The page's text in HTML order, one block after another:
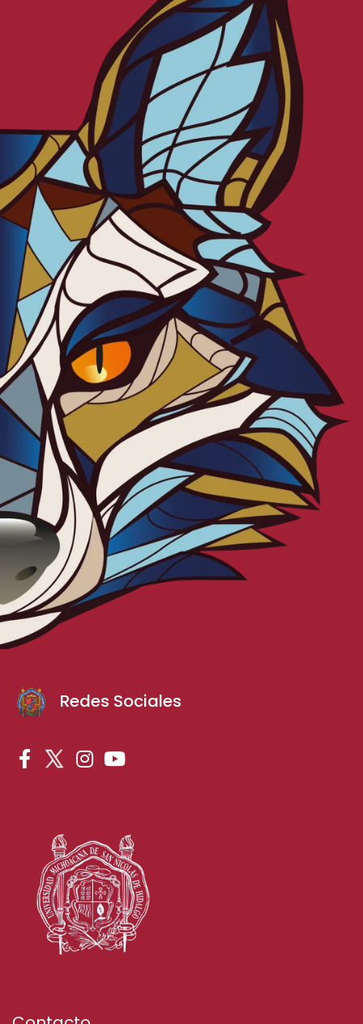
Redes Sociales